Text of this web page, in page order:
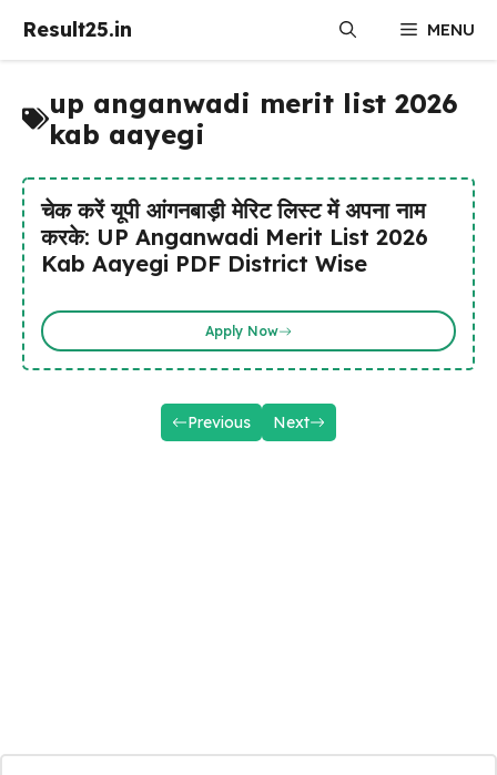
Result25.in MENU
up anganwadi merit list 2026
kab aayegi
चेक करें यूपी आंगनबाड़ी मेरिट लिस्ट में अपना नाम
करके: UP Anganwadi Merit List 2026
Kab Aayegi PDF District Wise
Apply Now
Previous Next